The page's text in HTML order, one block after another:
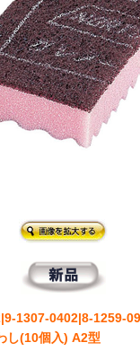
1307-0402|8-1259-
し(10個入) A2型